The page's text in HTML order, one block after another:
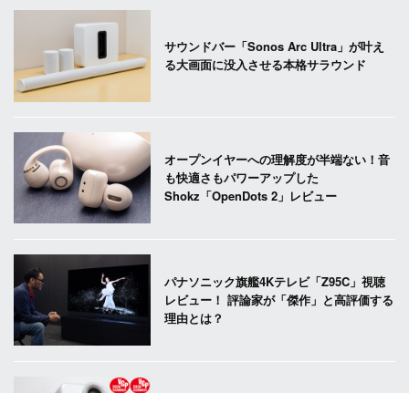
サウンドバー「Sonos Arc Ultra」が叶え
る大画面に没入させる本格サラウンド
オープンイヤーへの理解度が半端ない！音
も快適さもパワーアップした
Shokz「OpenDots 2」レビュー
パナソニック旗艦4Kテレビ「Z95C」視聴
レビュー！ 評論家が「傑作」と高評価する
理由とは？